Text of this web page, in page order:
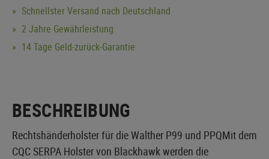
Schnellster Versand nach Deutschland
2 Jahre Gewährleistung
14 Tage Geld-zurück-Garantie
BESCHREIBUNG
Rechtshänderholster für die Walther P99 und PPQMit dem
CQC SERPA Holster von Blackhawk werden die